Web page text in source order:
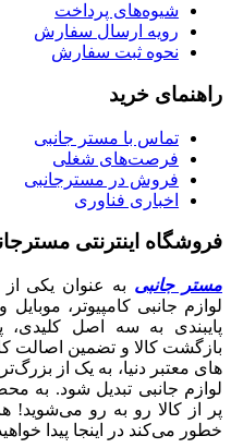
شیوه‌های پرداخت
رویه ارسال سفارش
نحوه ثبت سفارش
راهنمای خرید
تماس با مستر جانبی
فرصت‌های شغلی
فروش در مسترجانبی
اخباری فناوری
فروشگاه اینترنتی
مستر جانبی به عنوان یکی از
لوازم جانبی کامپیوتر،
بازگشت کالا و تضمین اصالت
های معتبر دنیا، به یک از
لوازم جانبی تبدیل شود. به
پر از کالا رو به رو می‌شوید!
خطور می‌کند در اینجا پیدا